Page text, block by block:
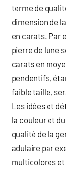
terme de
dimension de
en carats. Par
pierre de lune
carats en
pendentifs,
faible taille,
Les idées et
la couleur et
qualité de la
adulaire par
multicolores et